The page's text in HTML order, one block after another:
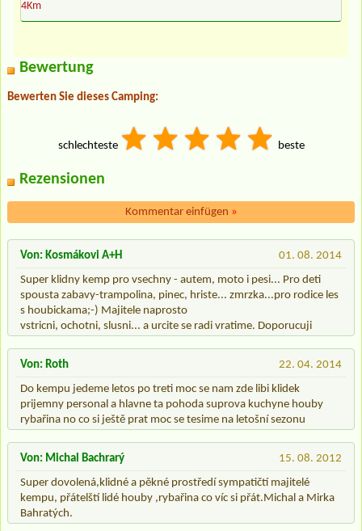
4Km
Bewertung
Bewerten Sie dieses Camping:
schlechteste beste
Rezensionen
Kommentar einfügen »
01. 08. 2014
Von: Kosmákovi A+H
Super klidny kemp pro vsechny - autem, moto i pesi... Pro deti
spousta zabavy-trampolina, pinec, hriste... zmrzka...pro rodice les
s houbickama;-) Majitele naprosto
vstricni, ochotni, slusni... a urcite se radi vratime. Doporucuji
22. 04. 2014
Von: Roth
Do kempu jedeme letos po treti moc se nam zde libi klidek
prijemny personal a hlavne ta pohoda suprova kuchyne houby
rybařina no co si ještě prat moc se tesime na letošní sezonu
15. 08. 2012
Von: Michal Bachrarý
Super dovolená,klidné a pěkné prostředí sympatičtí majitelé
kempu, přátelští lidé houby ,rybařina co víc si přát.Michal a Mirka
Bahratých.